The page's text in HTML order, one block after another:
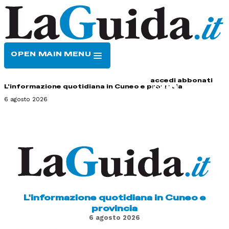
OPEN MAIN MENU
accedi abbonati
L'informazione quotidiana in Cuneo e provincia
6 agosto 2026
L'informazione quotidiana in Cuneo e
provincia
6 agosto 2026